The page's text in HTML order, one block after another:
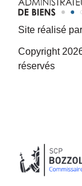
Site réalisé par
Copyright
réservés